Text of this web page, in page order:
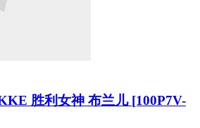
胜利女神 布兰儿 [100P7V-